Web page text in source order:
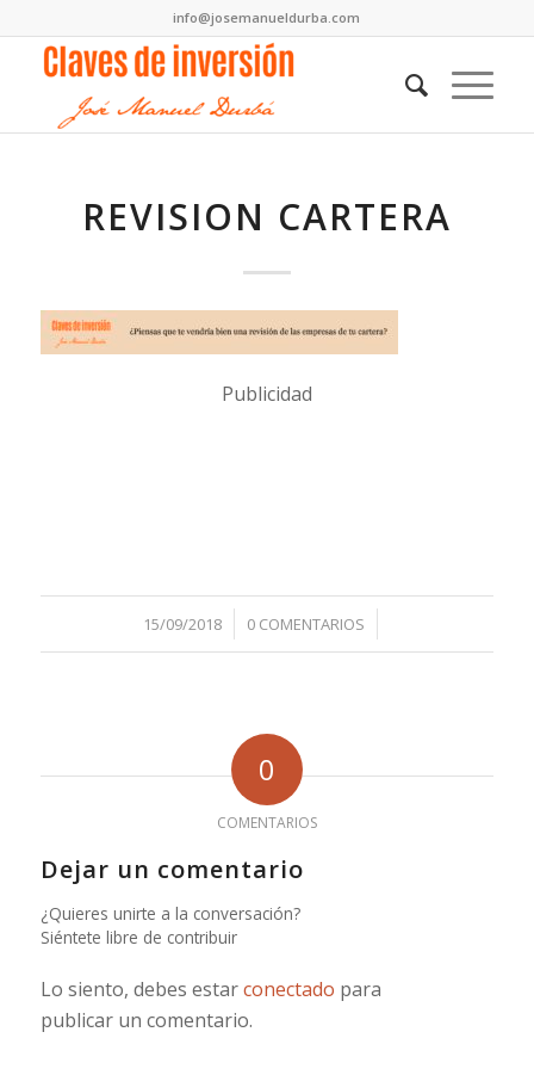
info@josemanueldurba.com
REVISION CARTERA
Publicidad
15/09/2018
/ 0 COMENTARIOS
/
0
COMENTARIOS
Dejar un comentario
¿Quieres unirte a la conversación?
Siéntete libre de contribuir
Lo siento, debes estarconectado para
publicar un comentario.